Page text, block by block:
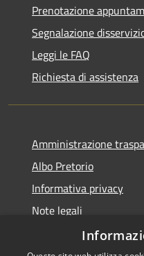
Prenotazione
Segnalazione
Leggi le FAQ
Richiesta di assistenza
Amministrazione
Albo Pretorio
Informativa privacy
Note legali
Dichiarazione di